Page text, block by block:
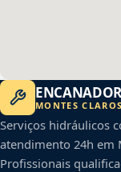
ENCANADOR
MONTES
Serviços hidráulicos
atendimento 24h em
Profissionais